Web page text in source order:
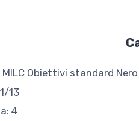
Obiettivi standard Nero
13
4